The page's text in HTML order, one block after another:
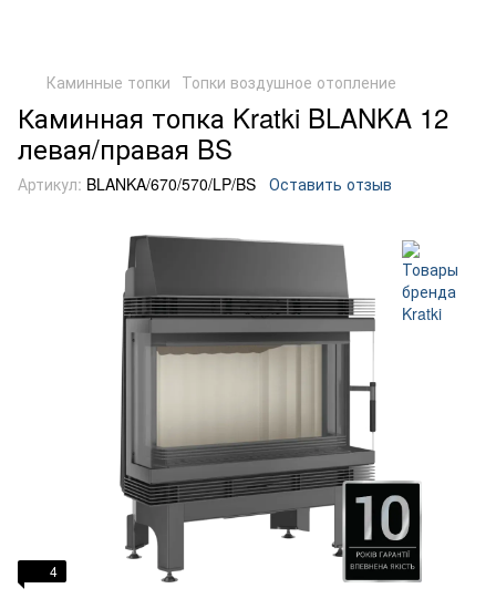
Каминные топки Топки воздушное отопление
Каминная топка Kratki BLANKA 12
левая/правая BS
Артикул: BLANKA/670/570/LP/BS Оставить отзыв
4